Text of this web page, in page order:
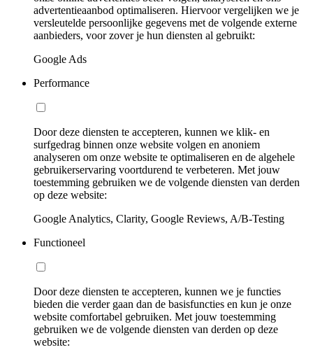
advertentieaanbod optimaliseren. Hiervoor vergelijken we je
versleutelde persoonlijke gegevens met de volgende externe
aanbieders, voor zover je hun diensten al gebruikt:
Google Ads
Performance
Door deze diensten te accepteren, kunnen we klik- en
surfgedrag binnen onze website volgen en anoniem
analyseren om onze website te optimaliseren en de algehele
gebruikerservaring voortdurend te verbeteren. Met jouw
toestemming gebruiken we de volgende diensten van derden
op deze website:
Google Analytics, Clarity, Google Reviews, A/B-Testing
Functioneel
Door deze diensten te accepteren, kunnen we je functies
bieden die verder gaan dan de basisfuncties en kun je onze
website comfortabel gebruiken. Met jouw toestemming
gebruiken we de volgende diensten van derden op deze
website: